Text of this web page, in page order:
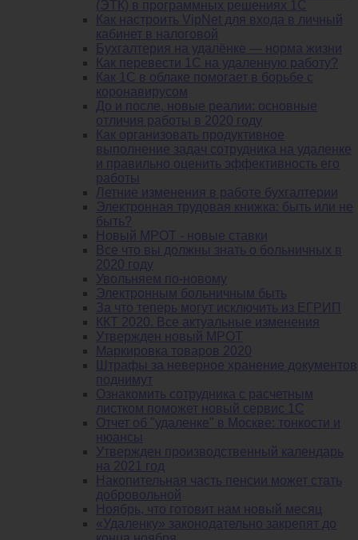
(ЭТК) в программных решениях 1С
Как настроить VipNet для входа в личный
кабинет в налоговой
Бухгалтерия на удалёнке — норма жизни
Как перевести 1С на удаленную работу?
Как 1С в облаке помогает в борьбе с
коронавирусом
До и после, новые реалии: основные
отличия работы в 2020 году
Как организовать продуктивное
выполнение задач сотрудника на удаленке
и правильно оценить эффективность его
работы
Летние изменения в работе бухгалтерии
Электронная трудовая книжка: быть или не
быть?
Новый МРОТ - новые ставки
Все что вы должны знать о больничных в
2020 году
Увольняем по-новому
Электронным больничным быть
За что теперь могут исключить из ЕГРИП
ККТ 2020. Все актуальные изменения
Утвержден новый МРОТ
Маркировка товаров 2020
Штрафы за неверное хранение документов
поднимут
Ознакомить сотрудника с расчетным
листком поможет новый сервис 1С
Отчет об "удаленке" в Москве: тонкости и
нюансы
Утвержден производственный календарь
на 2021 год
Накопительная часть пенсии может стать
добровольной
Ноябрь, что готовит нам новый месяц
«Удаленку» законодательно закрепят до